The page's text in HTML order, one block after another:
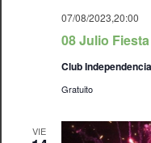
08 Julio
07/08/2023,20:00
Club Independencia
Gratuito
VIE